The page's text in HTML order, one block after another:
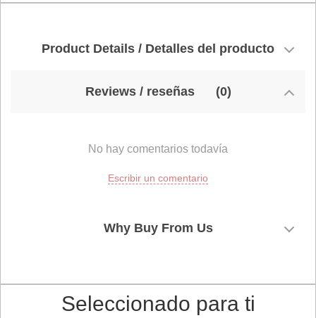
Product Details / Detalles del producto
Reviews / reseñas (0)
No hay comentarios todavía
Escribir un comentario
Why Buy From Us
Seleccionado para ti